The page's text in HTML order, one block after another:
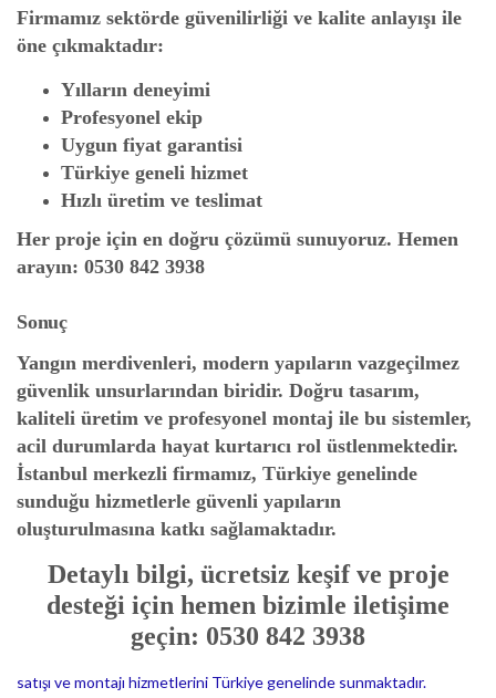
Firmamız sektörde güvenilirliği ve kalite anlayışı ile
öne çıkmaktadır:
Yılların deneyimi
Profesyonel ekip
Uygun fiyat garantisi
Türkiye geneli hizmet
Hızlı üretim ve teslimat
Her proje için en doğru çözümü sunuyoruz. Hemen
arayın: 0530 842 3938
Sonuç
Yangın merdivenleri, modern yapıların vazgeçilmez
güvenlik unsurlarından biridir. Doğru tasarım,
kaliteli üretim ve profesyonel montaj ile bu sistemler,
acil durumlarda hayat kurtarıcı rol üstlenmektedir.
İstanbul merkezli firmamız, Türkiye genelinde
sunduğu hizmetlerle güvenli yapıların
oluşturulmasına katkı sağlamaktadır.
Detaylı bilgi, ücretsiz keşif ve proje
desteği için hemen bizimle iletişime
geçin: 0530 842 3938
satışı ve montajı hizmetlerini Türkiye genelinde sunmaktadır.